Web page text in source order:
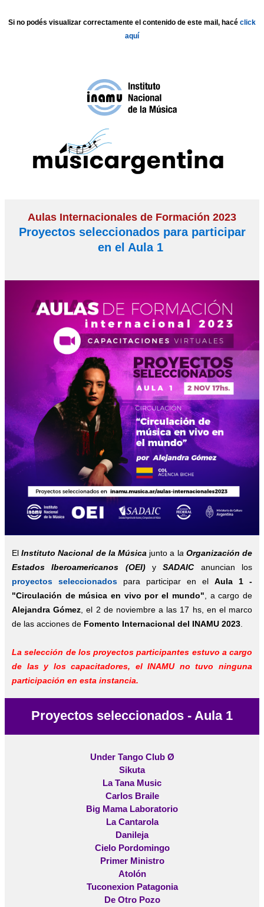
Si no podés visualizar correctamente el contenido de este mail, hacé click
aquí
Aulas Internacionales de Formación 2023
Proyectos seleccionados para participar
en el Aula 1
El Instituto Nacional de la Música junto a la Organización de
Estados Iberoamericanos
(OEI)y SADAIC
anuncian los
proyectos seleccionados
para participar en el Aula 1 -
"Circulación de música en vivo por el mundo" , a cargo de
Alejandra Gómez , el 2 de noviembre a las 17 hs, en el marco
de las acciones de Fomento Internacional del INAMU 2023
La selección de los proyectos participantes estuvo a cargo
de las y los capacitadores, el INAMU no tuvo ninguna
participación en esta instancia.
Proyectos seleccionados - Aula 1
Under Tango Club Ø
Sikuta
La Tana Music
Carlos Braile
Big Mama Laboratorio
La Cantarola
Danileja
Cielo Pordomingo
Primer Ministro
Atolón
Tuconexion Patagonia
De Otro Pozo